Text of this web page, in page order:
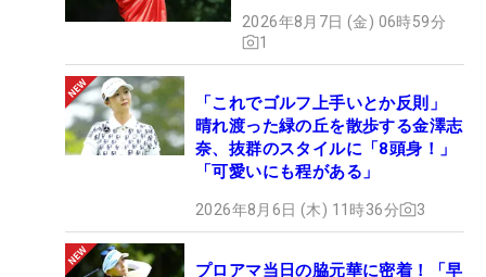
2026年8月7日 (金) 06時59分
1
「これでゴルフ上手いとか反則」
晴れ渡った緑の丘を散歩する金澤志
奈、抜群のスタイルに「8頭身！」
「可愛いにも程がある」
2026年8月6日 (木) 11時36分 3
プロアマ当日の脇元華に密着！「早